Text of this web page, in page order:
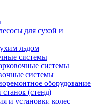
для сухой и
льдом
системы
системы
системы
оборудование
(стенд)
и установки колес